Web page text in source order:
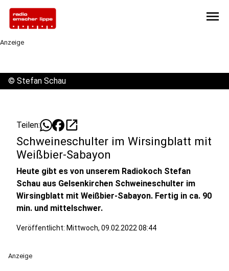
menu
Anzeige
© Stefan Schau
Teilen: open_in_new
Schweineschulter im Wirsingblatt mit
Weißbier-Sabayon
Heute gibt es von unserem Radiokoch Stefan
Schau aus Gelsenkirchen Schweineschulter im
Wirsingblatt mit Weißbier-Sabayon. Fertig in ca. 90
min. und mittelschwer.
Veröffentlicht: Mittwoch, 09.02.2022 08:44
Anzeige